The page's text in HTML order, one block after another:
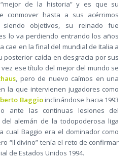
de la historia” y es que su
conmover hasta a sus acérrimos
siendo objetivos, su reinado fue
lo va perdiendo entrando los años
cae en la final del mundial de Italia a
posterior caída en desgracia por sus
ese título del mejor del mundo se
, pero de nuevo caímos en una
la que intervienen jugadores como
Baggioinclinándose hacia 1993
ante las continuas lesiones del
alemán de la todopoderosa liga
cual Baggio era el dominador como
“Il divino” tenía el reto de confirmar
de Estados Unidos 1994.